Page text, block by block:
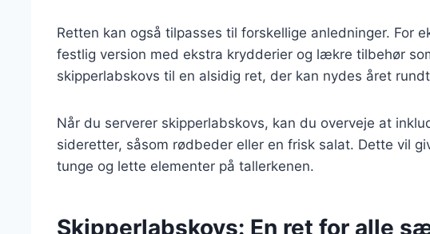
Retten kan også tilpasses til forskellige anledninger. For
festlig version med ekstra krydderier og lækre tilbehør
skipperlabskovs til en alsidig ret, der kan nydes året
Når du serverer skipperlabskovs, kan du overveje at
sideretter, såsom rødbeder eller en frisk salat. Dette vil
tunge og lette elementer på tallerkenen.
Skipperlabskovs: En ret for alle